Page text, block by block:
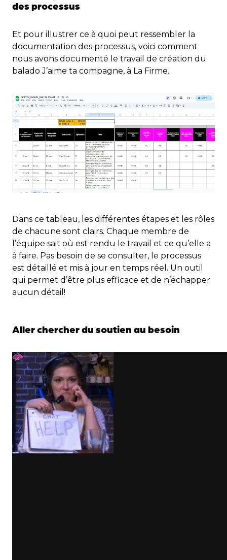
des processus
Et pour illustrer ce à quoi peut ressembler la
documentation des processus, voici comment
nous avons documenté le travail de création du
balado J’aime ta compagne, à La Firme.
Dans ce tableau, les différentes étapes et les rôles
de chacune sont clairs. Chaque membre de
l’équipe sait où est rendu le travail et ce qu’elle a
à faire. Pas besoin de se consulter, le processus
est détaillé et mis à jour en temps réel. Un outil
qui permet d’être plus efficace et de n’échapper
aucun détail!
Aller chercher du soutien au besoin